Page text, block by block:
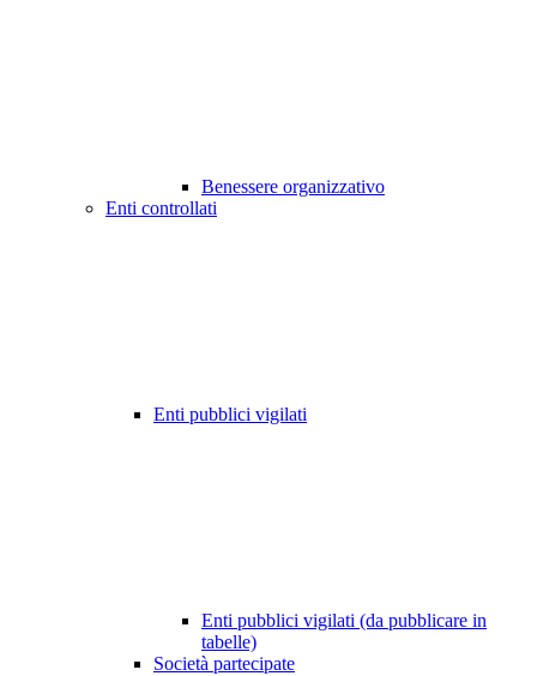
Benessere organizzativo
Enti controllati
Enti pubblici vigilati
Enti pubblici vigilati (da pubblicare in
tabelle)
Società partecipate